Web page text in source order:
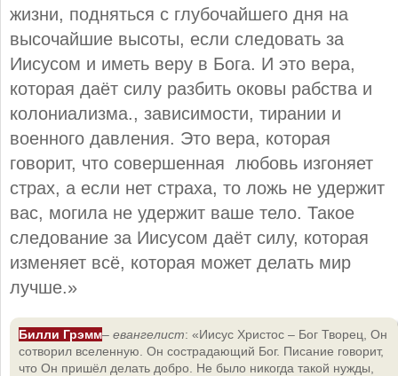
жизни, подняться с глубочайшего дня на
высочайшие высоты, если следовать за
Иисусом и иметь веру в Бога. И это вера,
которая даёт силу разбить оковы рабства и
колониализма., зависимости, тирании и
военного давления. Это вера, которая
говорит, что совершенная любовь изгоняет
страх, а если нет страха, то ложь не удержит
вас, могила не удержит ваше тело. Такое
следование за Иисусом даёт силу, которая
изменяет всё, которая может делать мир
лучше.»
Билли Грэмм– евангелист: «Иисус Христос – Бог Творец, Он
сотворил вселенную. Он сострадающий Бог. Писание говорит,
что Он пришёл делать добро. Не было никогда такой нужды,